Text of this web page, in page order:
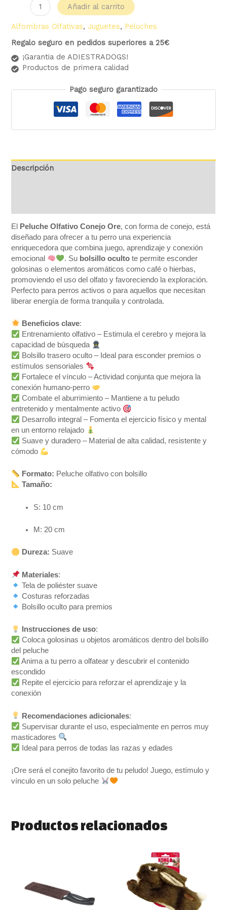
Añadir al carrito
Alfombras Olfativas, Juguetes, Peluches
Regalo seguro en pedidos superiores a 25€
¡Garantia de ADIESTRADOGS!
Productos de primera calidad
Pago seguro garantizado
Descripción
El Peluche Olfativo Conejo Ore, con forma de conejo, está
diseñado para ofrecer a tu perro una experiencia
enriquecedora que combina juego, aprendizaje y conexión
emocional
. Su bolsillo ocultote permite esconder
golosinas o elementos aromáticos como café o hierbas,
promoviendo el uso del olfato y favoreciendo la exploración.
Perfecto para perros activos o para aquellos que necesitan
liberar energía de forma tranquila y controlada.
Beneficios clave:
Entrenamiento olfativo – Estimula el cerebro y mejora la
capacidad de búsqueda
Bolsillo trasero oculto – Ideal para esconder premios o
estímulos sensoriales
Fortalece el vínculo – Actividad conjunta que mejora la
conexión humano-perro
Combate el aburrimiento – Mantiene a tu peludo
entretenido y mentalmente activo
Desarrollo integral – Fomenta el ejercicio físico y mental
en un entorno relajado
Suave y duradero – Material de alta calidad, resistente y
cómodo
Formato: Peluche olfativo con bolsillo
Tamaño:
S: 10 cm
M: 20 cm
Dureza: Suave
Materiales:
Tela de poliéster suave
Costuras reforzadas
Bolsillo oculto para premios
Instrucciones de uso:
Coloca golosinas u objetos aromáticos dentro del bolsillo
del peluche
Anima a tu perro a olfatear y descubrir el contenido
escondido
Repite el ejercicio para reforzar el aprendizaje y la
conexión
Recomendaciones adicionales:
Supervisar durante el uso, especialmente en perros muy
masticadores
Ideal para perros de todas las razas y edades
¡Ore será el conejito favorito de tu peludo! Juego, estímulo y
vínculo en un solo peluche
Productos relacionados